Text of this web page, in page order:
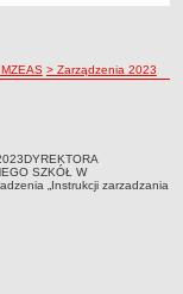
> Zarządzenia 2023
SZKÓŁ W
„Instrukcji zarzadzania